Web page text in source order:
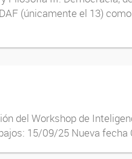
(únicamente el 13)
del Workshop de
15/09/25 Nueva